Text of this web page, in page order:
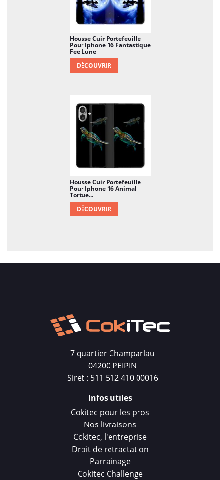
Housse Cuir Portefeuille
Pour Iphone 16 Fantastique
Fee Lune
DÉCOUVRIR
Housse Cuir Portefeuille
Pour Iphone 16 Animal
Tortue...
DÉCOUVRIR
7 quartier Champarlau
04200 PEIPIN
Siret : 511 512 410 00016
Infos utiles
Cokitec pour les pros
Nos livraisons
Cokitec, l'entreprise
Droit de rétractation
Parrainage
Cokitec Challenge